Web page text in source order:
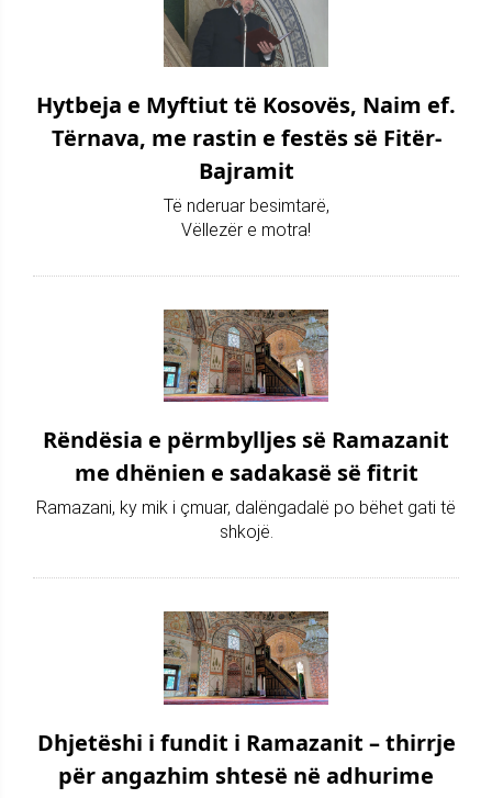
Hytbeja e Myftiut të Kosovës, Naim ef.
Tërnava, me rastin e festës së Fitër-
Bajramit
Të nderuar besimtarë,
Vëllezër e motra!
Rëndësia e përmbylljes së Ramazanit
me dhënien e sadakasë së fitrit
Ramazani, ky mik i çmuar, dalëngadalë po bëhet gati të
shkojë.
Dhjetëshi i fundit i Ramazanit – thirrje
për angazhim shtesë në adhurime